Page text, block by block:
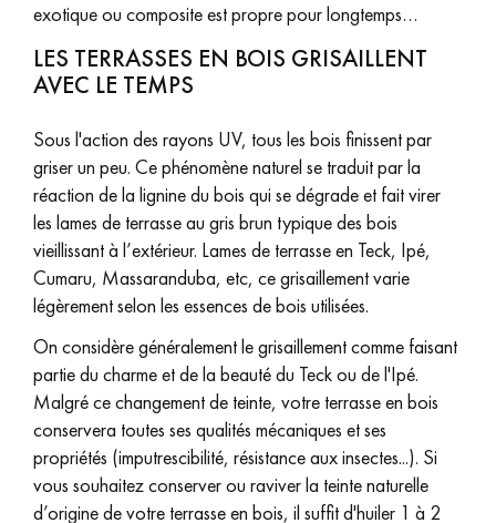
exotique ou composite est propre pour longtemps…
LES TERRASSES EN BOIS GRISAILLENT
AVEC LE TEMPS
Sous l'action des rayons UV, tous les bois finissent par
griser un peu. Ce phénomène naturel se traduit par la
réaction de la lignine du bois qui se dégrade et fait virer
les lames de terrasse au gris brun typique des bois
vieillissant à l’extérieur. Lames de terrasse en Teck, Ipé,
Cumaru, Massaranduba, etc, ce grisaillement varie
légèrement selon les essences de bois utilisées.
On considère généralement le grisaillement comme faisant
partie du charme et de la beauté du Teck ou de l'Ipé.
Malgré ce changement de teinte, votre terrasse en bois
conservera toutes ses qualités mécaniques et ses
propriétés (imputrescibilité, résistance aux insectes...). Si
vous souhaitez conserver ou raviver la teinte naturelle
d’origine de votre terrasse en bois, il suffit d'huiler 1 à 2